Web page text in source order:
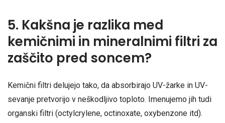
5. Kakšna je razlika med
kemičnimi in mineralnimi filtri za
zaščito pred soncem?
Kemični filtri delujejo tako, da absorbirajo UV-žarke in UV-
sevanje pretvorijo v neškodljivo toploto. Imenujemo jih tudi
organski filtri (octylcrylene, octinoxate, oxybenzone itd).